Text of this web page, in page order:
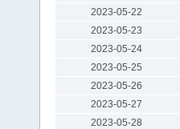
2023-05-22
2023-05-23
2023-05-24
2023-05-25
2023-05-26
2023-05-27
2023-05-28